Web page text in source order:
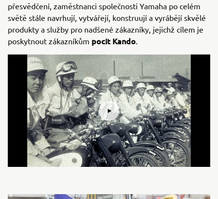
přesvědčení, zaměstnanci společnosti Yamaha po celém
světě stále navrhují, vytvářejí, konstruují a vyrábějí skvělé
produkty a služby pro nadšené zákazníky, jejichž cílem je
poskytnout zákazníkům pocit Kando.